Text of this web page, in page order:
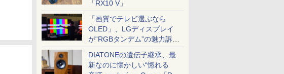
「RX10 V」
「画質でテレビ選ぶなら
OLED」、LGディスプレイ
が“RGBタンデム”の魅力訴
求。液晶とのガチ比較も
DIATONEの遺伝子継承、最
新なのに懐かしい“惚れる